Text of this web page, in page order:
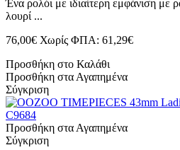
Ένα ρολόι με ιδιαίτερη εμφάνιση με
λουρί ...
76,00€ Χωρίς ΦΠΑ: 61,29€
Προσθήκη στο Καλάθι
Προσθήκη στα Αγαπημένα
Σύγκριση
Προσθήκη στα Αγαπημένα
Σύγκριση